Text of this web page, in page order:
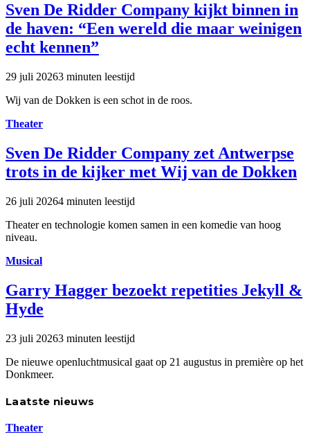
Sven De Ridder Company kijkt binnen in
de haven: “Een wereld die maar weinigen
echt kennen”
29 juli 20263 minuten leestijd
Wij van de Dokken is een schot in de roos.
Theater
Sven De Ridder Company zet Antwerpse
trots in de kijker met Wij van de Dokken
26 juli 20264 minuten leestijd
Theater en technologie komen samen in een komedie van hoog
niveau.
Musical
Garry Hagger bezoekt repetities Jekyll &
Hyde
23 juli 20263 minuten leestijd
De nieuwe openluchtmusical gaat op 21 augustus in première op het
Donkmeer.
Laatste nieuws
Theater